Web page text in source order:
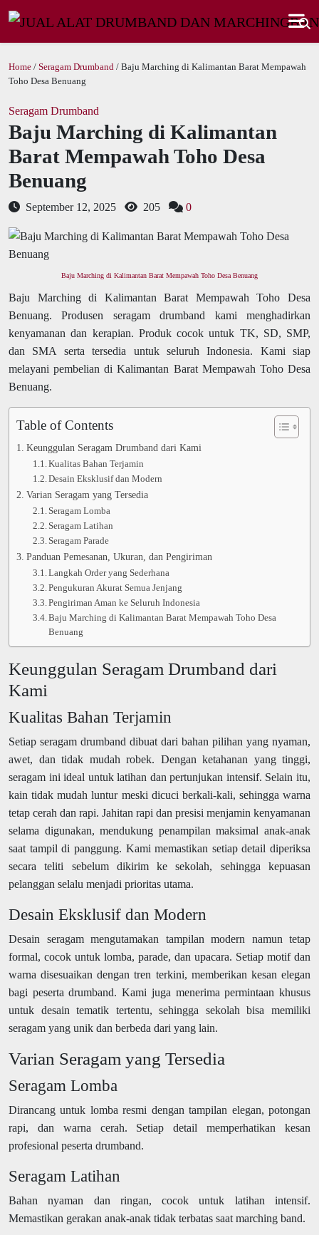
Home / Seragam Drumband / Baju Marching di Kalimantan Barat Mempawah
Toho Desa Benuang
Seragam Drumband
Baju Marching di Kalimantan
Barat Mempawah Toho Desa
Benuang
September 12, 2025 205 0
Baju Marching di Kalimantan Barat Mempawah Toho Desa Benuang
Baju Marching di Kalimantan Barat Mempawah Toho Desa
Benuang. Produsen seragam drumband kami menghadirkan
kenyamanan dan kerapian. Produk cocok untuk TK, SD, SMP,
dan SMA serta tersedia untuk seluruh Indonesia. Kami siap
melayani pembelian di Kalimantan Barat Mempawah Toho Desa
Benuang.
Table of Contents
Keunggulan Seragam Drumband dari Kami
Kualitas Bahan Terjamin
Desain Eksklusif dan Modern
Varian Seragam yang Tersedia
Seragam Lomba
Seragam Latihan
Seragam Parade
Panduan Pemesanan, Ukuran, dan Pengiriman
Langkah Order yang Sederhana
Pengukuran Akurat Semua Jenjang
Pengiriman Aman ke Seluruh Indonesia
Baju Marching di Kalimantan Barat Mempawah Toho Desa
Benuang
Keunggulan Seragam Drumband dari
Kami
Kualitas Bahan Terjamin
Setiap seragam drumband dibuat dari bahan pilihan yang nyaman,
awet, dan tidak mudah robek. Dengan ketahanan yang tinggi,
seragam ini ideal untuk latihan dan pertunjukan intensif. Selain itu,
kain tidak mudah luntur meski dicuci berkali-kali, sehingga warna
tetap cerah dan rapi. Jahitan rapi dan presisi menjamin kenyamanan
selama digunakan, mendukung penampilan maksimal anak-anak
saat tampil di panggung. Kami memastikan setiap detail diperiksa
secara teliti sebelum dikirim ke sekolah, sehingga kepuasan
pelanggan selalu menjadi prioritas utama.
Desain Eksklusif dan Modern
Desain seragam mengutamakan tampilan modern namun tetap
formal, cocok untuk lomba, parade, dan upacara. Setiap motif dan
warna disesuaikan dengan tren terkini, memberikan kesan elegan
bagi peserta drumband. Kami juga menerima permintaan khusus
untuk desain tematik tertentu, sehingga sekolah bisa memiliki
seragam yang unik dan berbeda dari yang lain.
Varian Seragam yang Tersedia
Seragam Lomba
Dirancang untuk lomba resmi dengan tampilan elegan, potongan
rapi, dan warna cerah. Setiap detail memperhatikan kesan
profesional peserta drumband.
Seragam Latihan
Bahan nyaman dan ringan, cocok untuk latihan intensif.
Memastikan gerakan anak-anak tidak terbatas saat marching band.